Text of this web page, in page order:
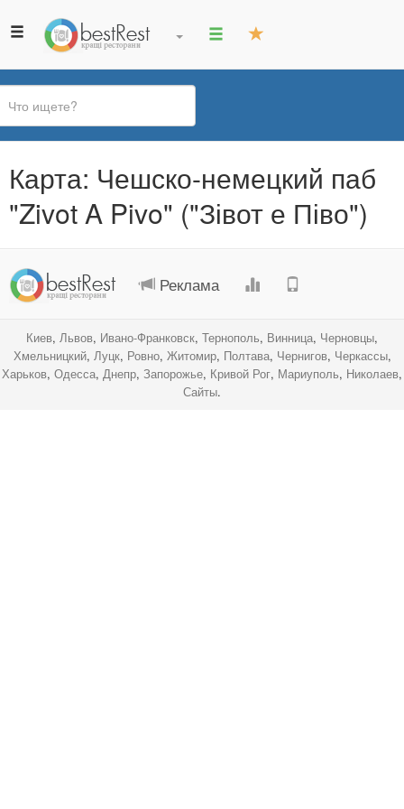
Вы
здесь
Карта: Чешско-немецкий паб
"Zivot A Pivo" ("Зівот е Піво")
Реклама
Киев, Львов, Ивано-Франковск, Тернополь, Винница, Черновцы,
Хмельницкий, Луцк, Ровно, Житомир, Полтава, Чернигов, Черкассы,
Харьков, Одесса, Днепр, Запорожье, Кривой Рог, Мариуполь, Николаев,
Сайты.